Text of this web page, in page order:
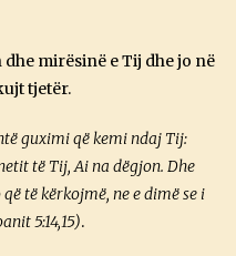
mirësinë e Tij dhe jo në
tjetër.
guximi që kemi ndaj Tij:
të Tij, Ai na dëgjon. Dhe
të kërkojmë, ne e dimë se i
5:14,15).